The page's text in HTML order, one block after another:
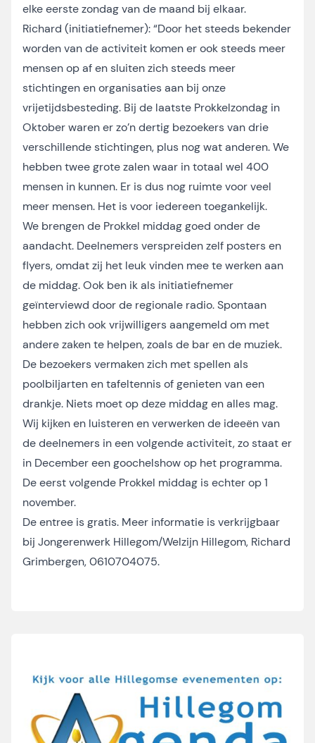
elke eerste zondag van de maand bij elkaar.
Richard (initiatiefnemer): “Door het steeds bekender
worden van de activiteit komen er ook steeds meer
mensen op af en sluiten zich steeds meer
stichtingen en organisaties aan bij onze
vrijetijdsbesteding. Bij de laatste Prokkelzondag in
Oktober waren er zo’n dertig bezoekers van drie
verschillende stichtingen, plus nog wat anderen. We
hebben twee grote zalen waar in totaal wel 400
mensen in kunnen. Er is dus nog ruimte voor veel
meer mensen. Het is voor iedereen toegankelijk.
We brengen de Prokkel middag goed onder de
aandacht. Deelnemers verspreiden zelf posters en
flyers, omdat zij het leuk vinden mee te werken aan
de middag. Ook ben ik als initiatiefnemer
geïnterviewd door de regionale radio. Spontaan
hebben zich ook vrijwilligers aangemeld om met
andere zaken te helpen, zoals de bar en de muziek.
De bezoekers vermaken zich met spellen als
poolbiljarten en tafeltennis of genieten van een
drankje. Niets moet op deze middag en alles mag.
Wij kijken en luisteren en verwerken de ideeën van
de deelnemers in een volgende activiteit, zo staat er
in December een goochelshow op het programma.
De eerst volgende Prokkel middag is echter op 1
november.
De entree is gratis. Meer informatie is verkrijgbaar
bij Jongerenwerk Hillegom/Welzijn Hillegom, Richard
Grimbergen, 0610704075.